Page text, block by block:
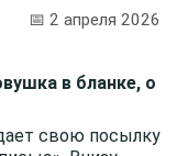
📅 2 апреля 2026
в бланке, о
свою посылку